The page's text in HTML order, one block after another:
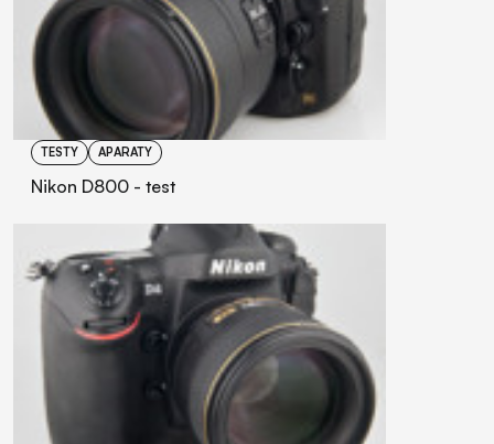
TESTY APARATY
Nikon D800 - test